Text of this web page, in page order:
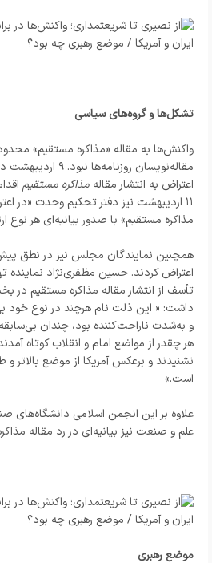
تشکل‌ها و گروه‌های سیاسی
واکنش‌ها به مقاله «مذاکره مستقیم»
مقاله‌نویسان
اعتراض به انتشار مقاله مذاکره مستقیم
۱۱ اردیبهشت نیز دفتر تحکیم وحدت «در
مذاکره مستقیم» با صدور بیانیه‌ای هر نوع
همچنین نمایندگان مجلس نیز در نطق پیش
اعتراض کردند. حسین مظفری‌نژاد نماینده
تأسف از انتشار مقاله مذاکره مستقیم در
داشت: « این ذلت نام هرچند در نوع خود
و به‌شدت ناراحت‌کننده بود، چندان
هر چقدر از مواضع امام و انقلاب کوتاه
نشنیدند و برعکس آمریکا از موضع بالاتر و
است.»
علاوه بر این انجمن اسلامی دانشگاه‌های
علم و صنعت نیز بیانیه‌ای در رد مقاله
موضع رهبری